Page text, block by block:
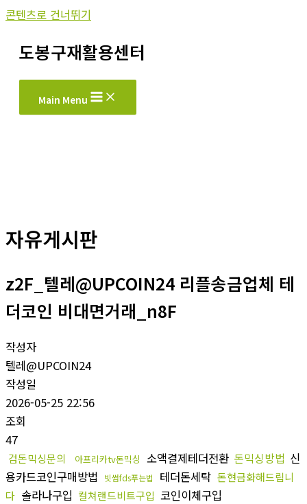
콘텐츠로 건너뛰기
도봉구재활용센터
Main Menu
자유게시판
z2F_텔레@UPCOIN24 리플송금업체 테
더코인 비대면거래_n8F
작성자
텔레@UPCOIN24
작성일
2026-05-25 22:56
조회
47
검돈믹싱문의 아프리카tv돈믹싱 소액결제테더전환 돈믹싱방법 신
용카드코인구매방법
빗썸fds푸는법 테더돈세탁 돈현금화해드립니
다 솔라나구입 컬쳐랜드비트구입 코인이체구입